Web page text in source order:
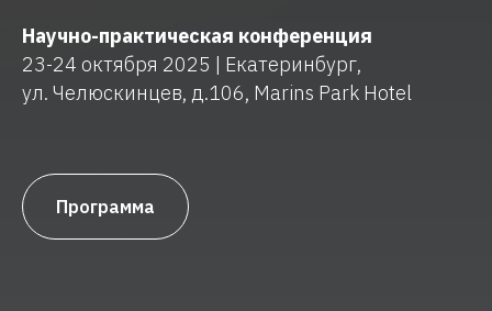
Научно-практическая конференция
23-24 октября 2025 | Екатеринбург,
ул. Челюскинцев, д.106, Marins Park Hotel
Программа